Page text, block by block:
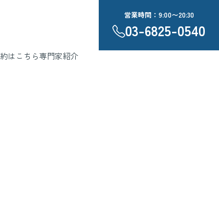
はこちら専門家紹介
営業時間：9:00〜20:30
03-6825-0540